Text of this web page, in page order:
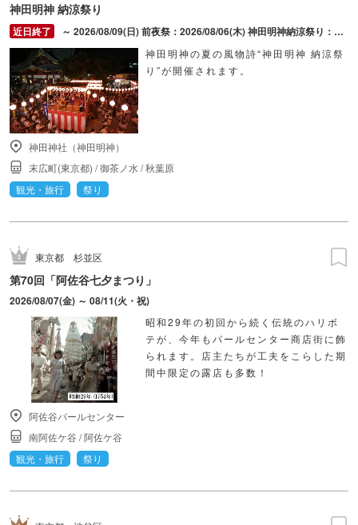
神田明神 納涼祭り
～ 2026/08/09(日) 前夜祭：2026/08/06(木) 神田明神納涼祭り：2026/08/07(金) ～ 2026/08/09(日)
神田明神の夏の風物詩“神田明神 納涼祭
り”が開催されます。
神田神社（神田明神）
末広町(東京都) /御茶ノ水 /秋葉原
観光・旅行
祭り
東京都 杉並区
第70回「阿佐谷七夕まつり」
2026/08/07(金) ～ 08/11(火・祝)
昭和29年の初回から続く伝統のハリボ
テが、今年もパールセンター商店街に飾
られます。店主たちが工夫をこらした期
間中限定の露店も多数！
阿佐谷パールセンター
南阿佐ケ谷 /阿佐ケ谷
観光・旅行
祭り